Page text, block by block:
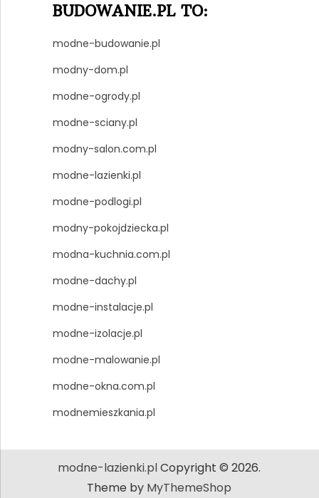
BUDOWANIE.PL TO:
modne-budowanie.pl
modny-dom.pl
modne-ogrody.pl
modne-sciany.pl
modny-salon.com.pl
modne-lazienki.pl
modne-podlogi.pl
modny-pokojdziecka.pl
modna-kuchnia.com.pl
modne-dachy.pl
modne-instalacje.pl
modne-izolacje.pl
modne-malowanie.pl
modne-okna.com.pl
modnemieszkania.pl
modne-lazienki.plCopyright © 2026.
Theme by MyThemeShop